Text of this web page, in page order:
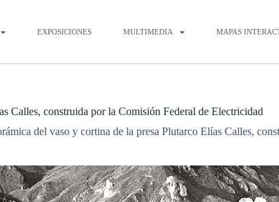
EXPOSICIONES MULTIMEDIA MAPAS
Calles, construida por la Comisión Federal de Electricidad
del vaso y cortina de la presa Plutarco Elías Calles,